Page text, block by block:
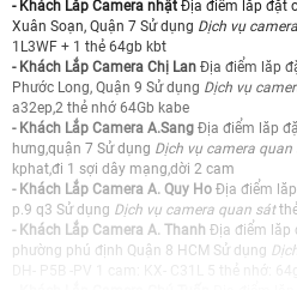
- Khách Lắp Camera nhật Địa điểm lăp đặt
Xuân Soạn, Quận 7 Sử dụng Dịch vụ
1L3WF + 1 thẻ 64gb kbt
- Khách Lắp Camera Chị Lan Địa điểm lăp
Phước Long, Quận 9 Sử dụng Dịch vụ
a32ep,2 thẻ nhớ 64Gb kabe
- Khách Lắp Camera A.Sang Địa điểm lăp
hưng,quận 7 Sử dụng Dịch vụ camera quan
kphat,đi 1 sợi dây mạng,dời 2 cam
- Khách Lắp Camera A. Quy Ho Địa điểm
p.9 q3 Sử dụng Dịch vụ camera quan sát
- Khách Lắp Camera A. Thanh Địa điểm lăp
phường phú định Quận 8 HCM Sử dụng